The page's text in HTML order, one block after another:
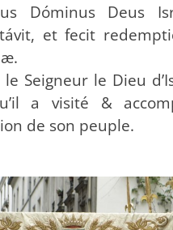
Dóminus Deus
et fecit
Seigneur le Dieu
a visité &
de son peuple.